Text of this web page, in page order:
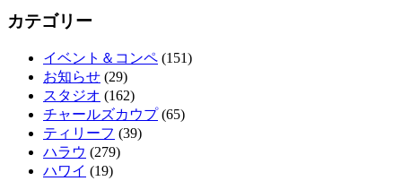
カテゴリー
イベント＆コンペ (151)
お知らせ (29)
スタジオ (162)
チャールズカウプ(65)
ティリーフ (39)
ハラウ (279)
ハワイ (19)